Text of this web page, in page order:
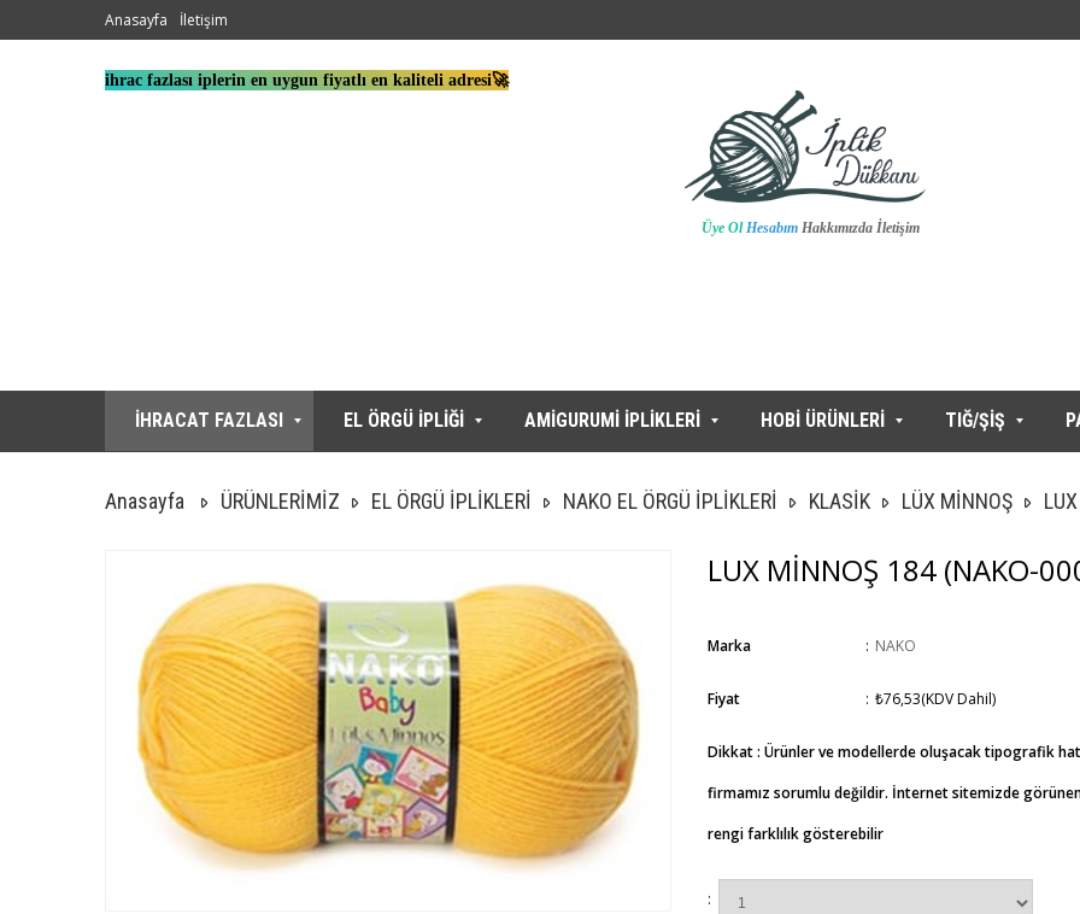
ihrac fazlası iplerin en uygun fiyatlı en kaliteli adresi🚀
Üye Ol Hesabım Hakkımızda İletişim
Anasayfa İletişim
İHRACAT FAZLASI EL ÖRGÜ İPLİĞİ AMİGURUMİ İPLİKLERİ HOBİ ÜRÜNLERİ TIĞ/ŞİŞ
Anasayfa ÜRÜNLERİMİZ EL ÖRGÜ İPLİKLERİ NAKO EL ÖRGÜ İPLİKLERİ KLASİK LÜX MİNNOŞ
LUX MİNNOŞ 184 (NAKO-
Marka : NAKO
Fiyat : ₺76,53(KDV Dahil)
Dikkat : Ürünler ve modellerde oluşacak tipografik
firmamız sorumlu değildir. İnternet sitemizde
rengi farklılık gösterebilir
: